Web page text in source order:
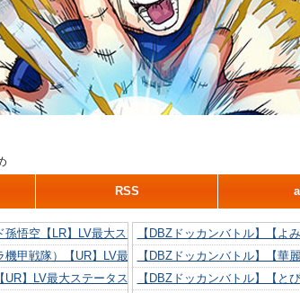
RSS
悟空【LR】LV最大ステータスまとめ！
甲戦隊）【UR】LV最大ステータスまとめ！
】LV最大ステータスまとめ！
【DBZドッカンバトル】【よ
【DBZドッカンバトル】【華
【DBZドッカンバトル】【と